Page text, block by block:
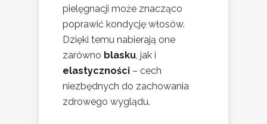
pielęgnacji może znacząco
poprawić kondycję włosów.
Dzięki temu nabierają one
zarówno blasku, jak i
elastyczności – cech
niezbędnych do zachowania
zdrowego wyglądu.